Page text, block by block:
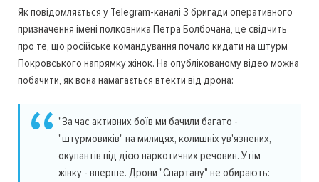
Як повідомляється у Telegram-каналі 3 бригади оперативного
призначення імені полковника Петра Болбочана, це свідчить
про те, що російське командування почало кидати на штурм
Покровського напрямку жінок. На опублікованому відео можна
побачити, як вона намагається втекти від дрона:
"За час активних боїв ми бачили багато -
"штурмовиків" на милицях, колишніх ув'язнених,
окупантів під дією наркотичних речовин. Утім
жінку - вперше. Дрони "Спартану" не обирають: